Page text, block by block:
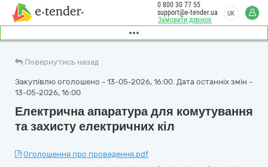
Замовити дзвінок
0 800 30 77 55
support@e-tender.ua
UK
Повернутись назад
Закупівлю оголошено - 13-05-2026, 16:00. Дата останніх змін -
13-05-2026, 16:00
Електрична апаратура для комутування
та захисту електричних кіл
Оголошення про проведення.pdf